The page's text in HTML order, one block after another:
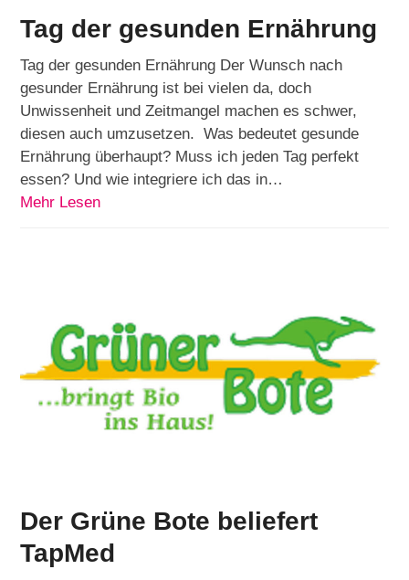
Tag der gesunden Ernährung
Tag der gesunden Ernährung Der Wunsch nach
gesunder Ernährung ist bei vielen da, doch
Unwissenheit und Zeitmangel machen es schwer,
diesen auch umzusetzen. Was bedeutet gesunde
Ernährung überhaupt? Muss ich jeden Tag perfekt
essen? Und wie integriere ich das in…
Mehr Lesen
Der Grüne Bote beliefert
TapMed